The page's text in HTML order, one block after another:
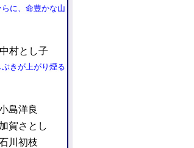
に、命豊かな山
村とし子
きが上がり煙る
洋良
賀さとし
初枝